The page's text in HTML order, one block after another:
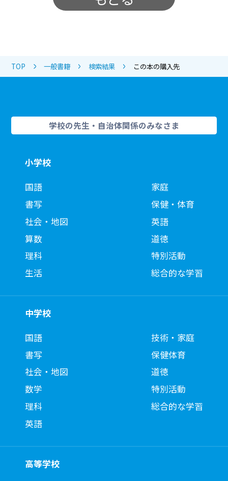
TOP 一般書籍 検索結果 この本の購入先
学校の先生・自治体関係のみなさま
小学校
国語
書写
社会・地図
算数
理科
生活
家庭
保健・体育
英語
道徳
特別活動
総合的な学習
中学校
国語
書写
社会・地図
数学
理科
英語
技術・家庭
保健体育
道徳
特別活動
総合的な学習
高等学校